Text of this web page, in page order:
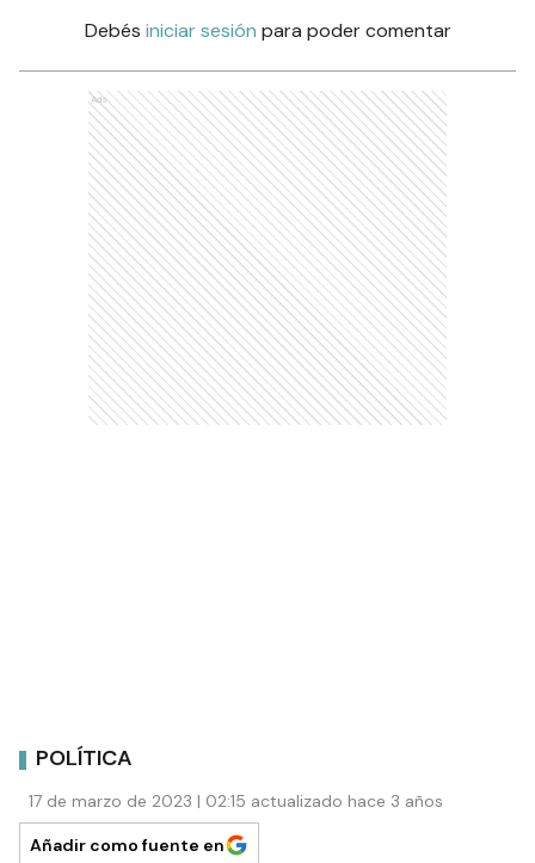
Debés iniciar sesión para poder comentar
Ads
POLÍTICA
17 de marzo de 2023 | 02:15 actualizado hace 3 años
Añadir como fuente en